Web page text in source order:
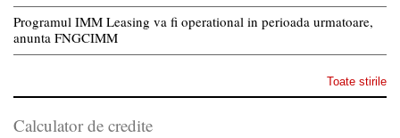
Programul IMM Leasing va fi operational in perioada urmatoare,
anunta FNGCIMM
Toate stirile
Calculator de credite